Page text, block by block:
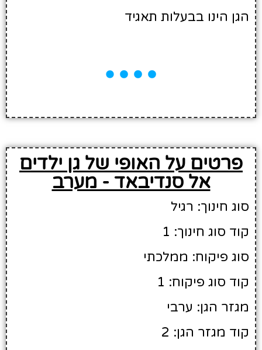
הגן הינו בבעלות תאגיד
פרטים על האופי של גן ילדים
אל סנדיבאד - מערב
סוג חינוך: רגיל
קוד סוג חינוך: 1
סוג פיקוח: ממלכתי
קוד סוג פיקוח: 1
מגזר הגן: ערבי
קוד מגזר הגן: 2